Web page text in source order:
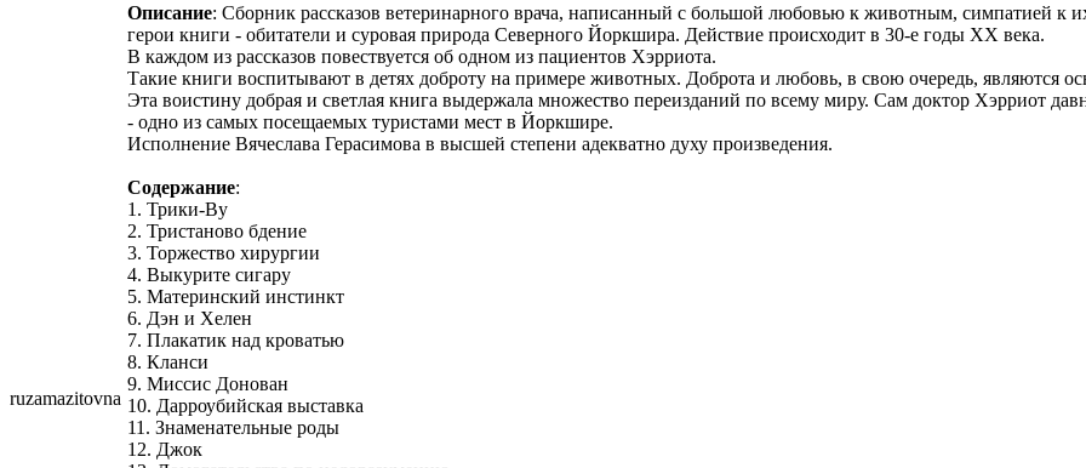
ruzamazitovn​a
Описание: Сборник рассказов ветеринарного врача, написанный с большой любовью к животным, симпатией
герои книги - обитатели и суровая природа Северного Йоркшира. Действие происходит в 30-е годы XX века.
В каждом из рассказов повествуется об одном из пациентов Хэрриота.
Такие книги воспитывают в детях доброту на примере животных. Доброта и любовь, в свою очередь, являются
Эта воистину добрая и светлая книга выдержала множество переизданий по всему миру. Сам доктор Хэрриот
- одно из самых посещаемых туристами мест в Йоркшире.
Исполнение Вячеслава Герасимова в высшей степени адекватно духу произведения.
Содержание:
1. Трики-Ву
2. Тристаново бдение
3. Торжество хирургии
4. Выкурите сигару
5. Материнский инстинкт
6. Дэн и Хелен
7. Плакатик над кроватью
8. Кланси
9. Миссис Донован
10. Дарроубийская выставка
11. Знаменательные роды
12. Джок